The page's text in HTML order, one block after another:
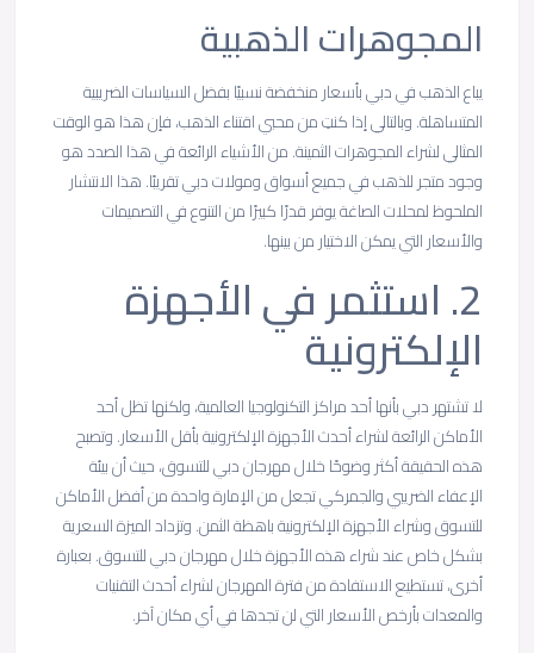
المجوهراتالذهبية
يباع الذهب في دبي بأسعار منخفضة نسبيًا بفضل السياسات الضريبية
المتساهلة. وبالتالي إذا كنتِ من محبي اقتناء الذهب، فإن هذا هو الوقت
المثالي لشراء المجوهرات الثمينة. من الأشياء الرائعة في هذا الصدد هو
وجود متجر للذهب في جميع أسواق ومولات دبي تقريبًا. هذا الانتشار
الملحوظ لمحلات الصاغة يوفر قدرًا كبيرًا من التنوع في التصميمات
والأسعار التي يمكن الاختيار من بينها.
2. استثمرفيالأجهزة
الإلكترونية
لا تشتهر دبي بأنها أحد مراكز التكنولوجيا العالمية، ولكنها تظل أحد
الأماكن الرائعة لشراء أحدث الأجهزة الإلكترونية بأقل الأسعار. وتصبح
هذه الحقيقة أكثر وضوحًا خلال مهرجان دبي للتسوق، حيث أن بيئة
الإعفاء الضريبي والجمركي تجعل من الإمارة واحدة من أفضل الأماكن
للتسوق وشراء الأجهزة الإلكترونية باهظة الثمن. وتزداد الميزة السعرية
بشكل خاص عند شراء هذه الأجهزة خلال مهرجان دبي للتسوق. بعبارة
أخرى، تستطيع الاستفادة من فترة المهرجان لشراء أحدث التقنيات
والمعدات بأرخص الأسعار التي لن تجدها في أي مكان آخر.